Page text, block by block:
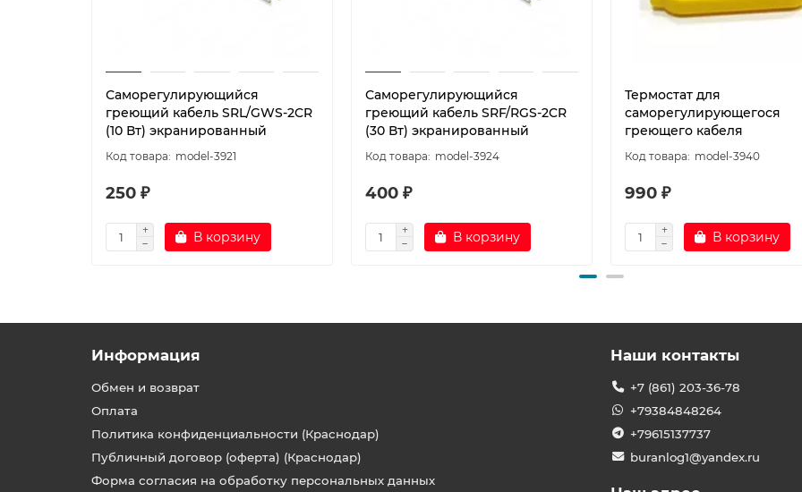
Саморегулирующийся
греющий кабель SRL/GWS-2CR
(10 Вт) экранированный
model-3921
250 ₽
В корзину
Саморегулирующийся
греющий кабель SRF/RGS-2CR
(30 Вт) экранированный
model-3924
400 ₽
В корзину
Термостат для
саморегулирующегося
греющего кабеля
model-3940
990 ₽
В корзину
Информация
Обмен и возврат
Оплата
Политика конфиденциальности (Краснодар)
Публичный договор (оферта) (Краснодар)
Форма согласия на обработку персональных данных
Наши контакты
+7 (861) 203-36-78
+79384848264
+79615137737
buranlog1@yandex.ru